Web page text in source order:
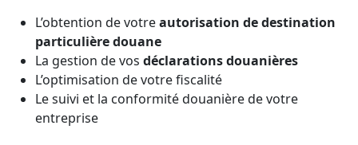
L’obtention de votreautorisation de destination
particulière douane
La gestion de vos déclarations douanières
L’optimisation de votre fiscalité
Le suivi et la conformité douanière de votre
entreprise